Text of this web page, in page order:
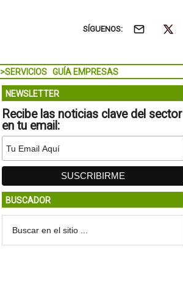
SÍGUENOS:
>SERVICIOS GUÍA EMPRESAS
NEWSLETTER
Recibe las noticias clave del sector
en tu email:
BUSCADOR